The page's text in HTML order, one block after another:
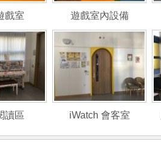
戲室 遊戲室內設備
讀區 iWatch 會客室